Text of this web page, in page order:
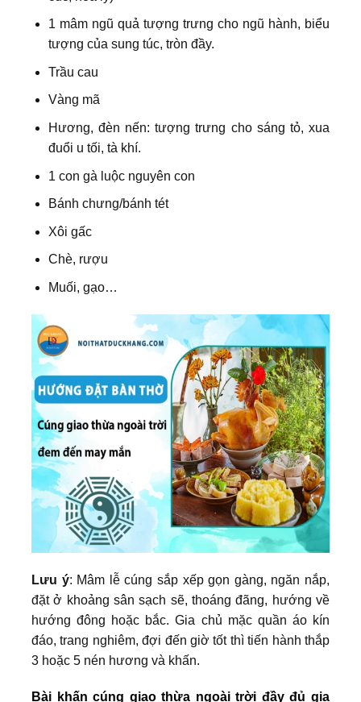
1 mâm ngũ quả tượng trưng cho ngũ hành, biểu
tượng của sung túc, tròn đầy.
Trầu cau
Vàng mã
Hương, đèn nến: tượng trưng cho sáng tỏ, xua
đuổi u tối, tà khí.
1 con gà luộc nguyên con
Bánh chưng/bánh tét
Xôi gấc
Chè, rượu
Muối, gạo…
Lưu ý: Mâm lễ cúng sắp xếp gọn gàng, ngăn nắp,
đặt ở khoảng sân sạch sẽ, thoáng đãng, hướng về
hướng đông hoặc bắc. Gia chủ mặc quần áo kín
đáo, trang nghiêm, đợi đến giờ tốt thì tiến hành thắp
3 hoặc 5 nén hương và khấn.
Bài khấn cúng giao thừa ngoài trời đầy đủ gia